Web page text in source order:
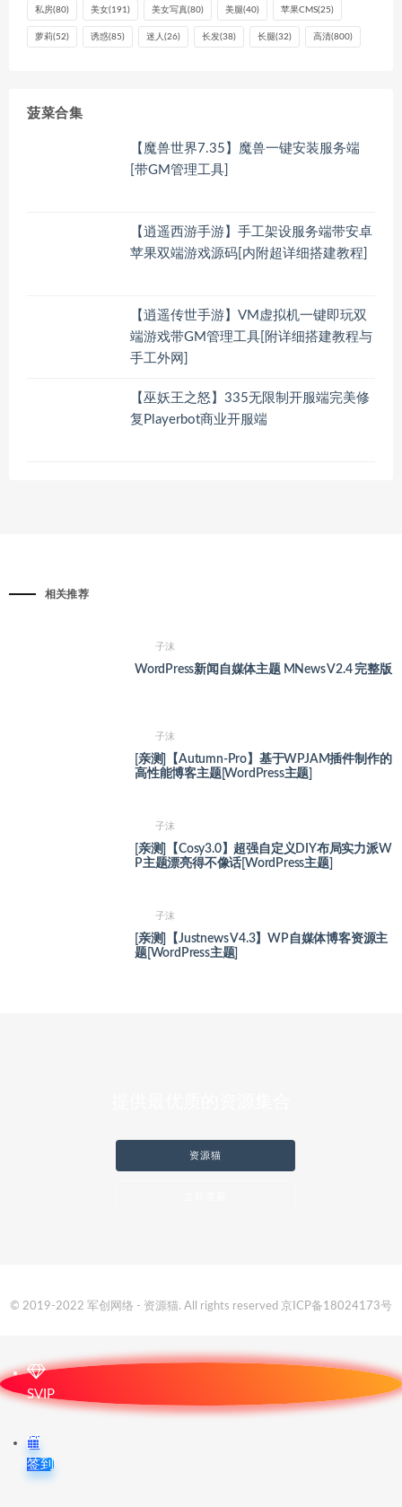
私房(80) 美女(191) 美女写真(80) 美腿(40) 苹果CMS(25)
萝莉(52) 诱惑(85) 迷人 (26) 长发(38) 长腿(32) 高清(800)
菠菜合集
【魔兽世界7.35】魔兽一键安装服务端
[带GM管理工具]
【逍遥西游手游】手工架设服务端带安卓
苹果双端游戏源码[内附超详细搭建教程]
【逍遥传世手游】VM虚拟机一键即玩双
端游戏带GM管理工具[附详细搭建教程与
手工外网]
【巫妖王之怒】335无限制开服端完美修
复Playerbot商业开服端
相关推荐
子沫
WordPress新闻自媒体主题 MNews V2.4 完整版
子沫
[亲测]【Autumn-Pro】基于WPJAM插件制作的
高性能博客主题[WordPress主题]
子沫
[亲测]【Cosy3.0】超强自定义DIY布局实力派W
P主题漂亮得不像话[WordPress主题]
子沫
[亲测]【Justnews V4.3】WP自媒体博客资源主
题[WordPress主题]
资源猫
© 2019-2022 军创网络 - 资源猫. All rights reserved 京ICP备18024173号
SVIP
签到